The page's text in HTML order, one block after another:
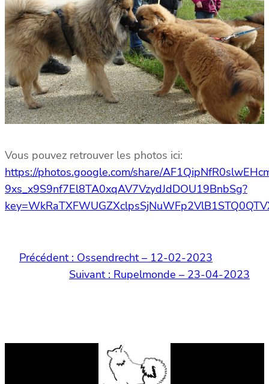
Vous pouvez retrouver les photos ici:
https://photos.google.com/share/
9xs_x9S9nf7El8TA0xqAV7VzydJdDOU19BnbSg?
Précédent : Ossendrecht – 12-02-2023
Suivant : Rupelmonde – 23-04-2023